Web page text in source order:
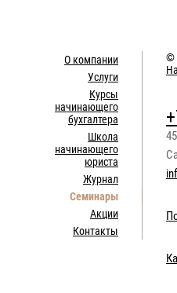
О компании
Услуги
Курсы
начинающего
бухгалтера
Школа
начинающего
юриста
Журнал
Семинары
Акции
Контакты
©